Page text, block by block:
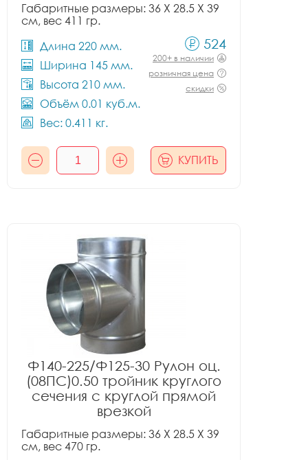
Габаритные размеры: 36 X 28.5 X 39
см, вес 411 гр.
Длина 220 мм.
Ширина 145 мм.
Высота 210 мм.
Объём 0.01 куб.м.
Вес: 0.411 кг.
524
200+ в наличии
розничная цена
скидки
КУПИТЬ
Ф140-225/Ф125-30 Рулон оц.
(08ПС)0.50 тройник круглого
сечения с круглой прямой
врезкой
Габаритные размеры: 36 X 28.5 X 39
см, вес 470 гр.